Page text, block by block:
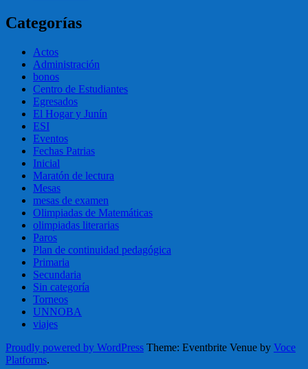
Categorías
Actos
Administración
bonos
Centro de Estudiantes
Egresados
El Hogar y Junín
ESI
Eventos
Fechas Patrias
Inicial
Maratón de lectura
Mesas
mesas de examen
Olimpiadas de Matemáticas
olimpiadas literarias
Paros
Plan de continuidad pedagógica
Primaria
Secundaria
Sin categoría
Torneos
UNNOBA
viajes
Proudly powered by WordPress Theme: Eventbrite Venue by Voce
Platforms.